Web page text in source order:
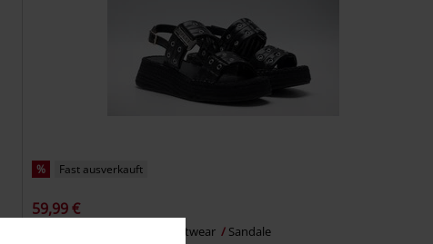
% Fast ausverkauft
59,99 €
Replay Footwear Sandale